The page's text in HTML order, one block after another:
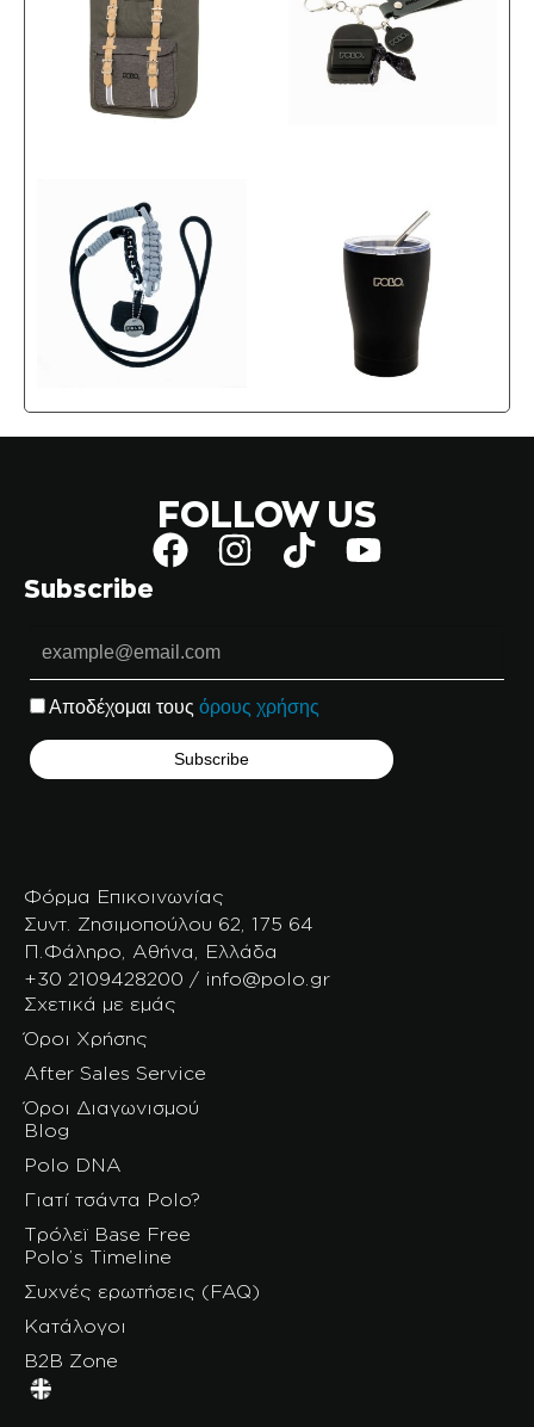
FOLLOW US
Subscribe
Αποδέχομαι τους όρους χρήσης
Φόρμα Επικοινωνίας
Συντ. Ζησιμοπούλου 62, 175 64
Π.Φάληρο, Αθήνα, Ελλάδα
+30 2109428200 / info@polo.gr
Σχετικά με εμάς
Όροι Χρήσης
After Sales Service
Όροι Διαγωνισμού
Blog
Polo DNA
Γιατί τσάντα Polo?
Τρόλεϊ Base Free
Polo’s Timeline
Συχνές ερωτήσεις (FAQ)
Κατάλογοι
B2B Zone